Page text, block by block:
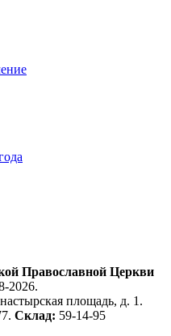
Православной Церкви
2026.
площадь, д. 1.
Склад: 59-14-95